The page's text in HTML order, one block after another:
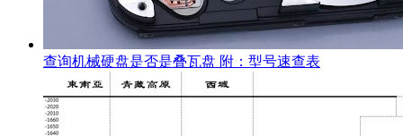
查询机械硬盘是否是叠瓦盘 附：型号速查表